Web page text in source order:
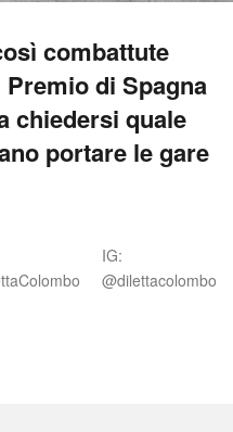
combattute
di Spagna
chiedersi quale
portare le gare
IG:
@dilettacolombo